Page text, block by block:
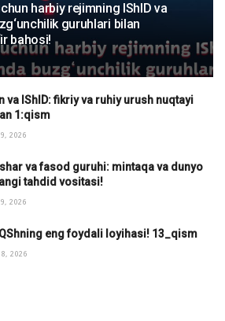
harbiy rejimning IShID va
guruhlari bilan
bahosi!
va IShID: fikriy va ruhiy urush nuqtayi
1:qism
2026
va fasod guruhi: mintaqa va dunyo
tahdid vositasi!
2026
eng foydali loyihasi! 13_qism
8, 2026